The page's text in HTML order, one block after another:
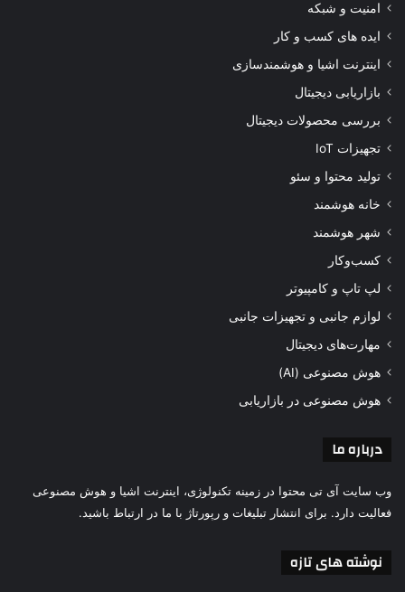
امنیت و شبکه
ایده های کسب و کار
اینترنت اشیا و هوشمندسازی
بازاریابی دیجیتال
بررسی محصولات دیجیتال
تجهیزات IoT
تولید محتوا و سئو
خانه هوشمند
شهر هوشمند
کسب‌وکار
لپ تاپ و کامپیوتر
لوازم جانبی و تجهیزات جانبی
مهارت‌های دیجیتال
هوش مصنوعی (AI)
هوش مصنوعی در بازاریابی
درباره ما
وب سایت آی تی محتوا در زمینه تکنولوژی، اینترنت اشیا و هوش مصنوعی
فعالیت دارد. برای انتشار تبلیغات و رپورتاژ با ما در ارتباط باشید.
نوشته های تازه